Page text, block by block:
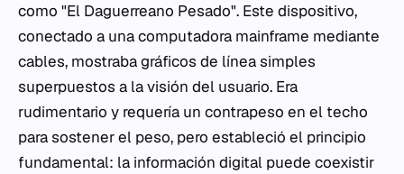
como "El Daguerreano Pesado". Este dispositivo,
conectado a una computadora mainframe mediante
cables, mostraba gráficos de línea simples
superpuestos a la visión del usuario. Era
rudimentario y requería un contrapeso en el techo
para sostener el peso, pero estableció el principio
fundamental: la información digital puede coexistir